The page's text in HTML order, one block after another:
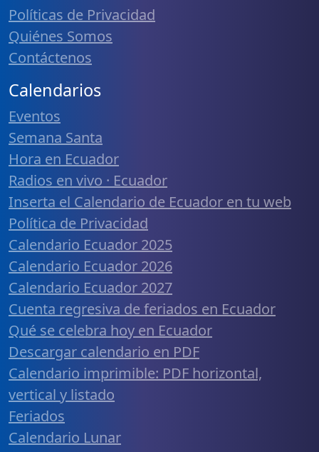
Políticas de Privacidad
Quiénes Somos
Contáctenos
Calendarios
Eventos
Semana Santa
Hora en Ecuador
Radios en vivo · Ecuador
Inserta el Calendario de Ecuador en tu web
Política de Privacidad
Calendario Ecuador 2025
Calendario Ecuador 2026
Calendario Ecuador 2027
Cuenta regresiva de feriados en Ecuador
Qué se celebra hoy en Ecuador
Descargar calendario en PDF
Calendario imprimible: PDF horizontal,
vertical y listado
Feriados
Calendario Lunar